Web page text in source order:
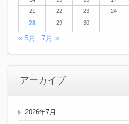
21
22 23 24
28
29 30
« 5月 7月 »
アーカイブ
2026年7月